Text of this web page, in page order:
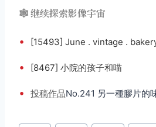
🕸️ 继续探索影像宇宙
• [15493] June . vintage .
• [8467] 小院的孩子和喵
• 投稿作品No.241 另一種膠片的